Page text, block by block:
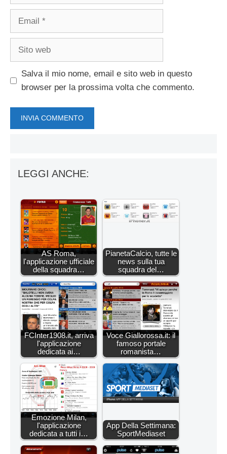
Email
Sito
Salva il mio nome, email e sito web in questo
browser per la prossima volta che commento.
LEGGI ANCHE:
AS Roma,
l'applicazione ufficiale
della squadra…
PianetaCalcio, tutte le
news sulla tua
squadra del…
FCInter1908.it, arriva
l'applicazione
dedicata ai…
Voce Giallorossa.it: il
famoso portale
romanista…
Emozione Milan,
l'applicazione
dedicata a tutti i…
App Della Settimana:
SportMediaset